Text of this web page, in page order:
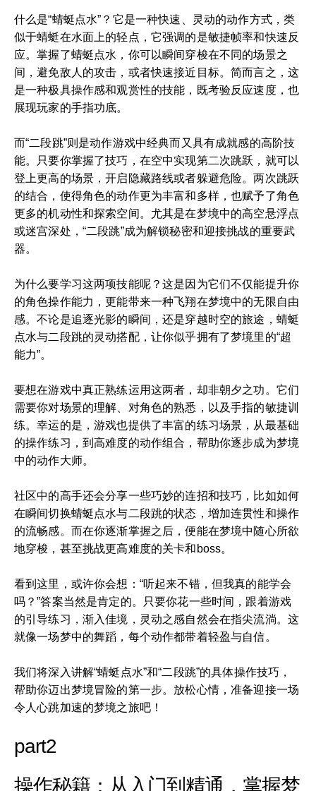
什么是“蜻蜓点水”？它是一种快速、灵动的动作方式，类
似于蜻蜓在水面上的轻点，它强调的是敏捷帧率和快速反
应。掌握了蜻蜓点水，你可以瞬间穿梭在不同的场景之
间，避免敌人的攻击，或者快速接近目标。简而言之，这
是一种极具操作感和观赏性的技能，既考验反应速度，也
展现玩家的手指功底。
而“二段跳”则是动作游戏中经典而又具有成就感的高阶技
能。只要你掌握了技巧，在空中实现第二次跳跃，就可以
登上更高的场景，开启隐藏路线或者躲避危险。两次跳跃
的结合，使得角色的动作更为丰富和多样，也赋予了角色
更多的机动性和探索空间。尤其是在梦境中的高空悬浮点
或迷宫深处，“二段跳”成为解锁秘密和迎接挑战的重要武
器。
为什么要学习这两项技能呢？这是因为它们不仅能提升你
的角色操作能力，更能带来一种飞翔在梦境中的无限自由
感。不论是追逐光影的瞬间，还是穿越时空的旅途，蜻蜓
点水与二段跳的灵动搭配，让你似乎拥有了梦境里的“超
能力”。
要想在游戏中真正熟练运用这两者，却非朝夕之功。它们
需要你对场景的理解、对角色的熟悉，以及手指的敏捷训
练。幸运的是，游戏也提供了丰富的练习场景，从最基础
的操作练习，到高难度的动作组合，帮助你逐步成为梦境
中的动作大师。
社区中的高手还会分享一些巧妙的连招和技巧，比如如何
在瞬间切换蜻蜓点水与二段跳的状态，增加连贯性和操作
的流畅感。而在你逐渐掌握之后，便能在梦境中随心所欲
地穿梭，甚至挑战更高难度的关卡和boss。
看到这里，或许你会想：“听起来不错，但我真的能学会
吗？”答案当然是肯定的。只要你花一些时间，跟着游戏
的引导练习，渐入佳境，灵动之感自然会在指尖流淌。这
就像一场梦中的舞蹈，每个动作都带着轻盈与自信。
我们将深入讲解“蜻蜓点水”和“二段跳”的具体操作技巧，
帮助你迈出梦境冒险的第一步。放松心情，准备迎接一场
令人心跳加速的梦境之旅吧！
part2
操作秘籍：从入门到精通，掌握梦